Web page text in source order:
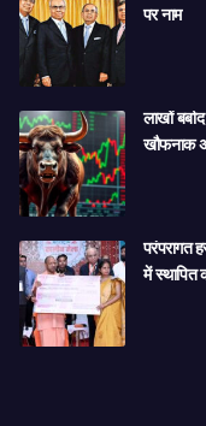
पर नाम
लाखों
खौफनाक
परंपरागत
में स्थापित